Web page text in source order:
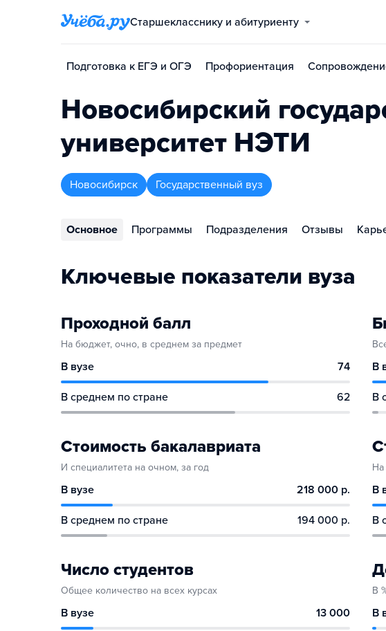
Старшекласснику и абитуриенту
Подготовка к ЕГЭ и ОГЭ Профориентация
Новосибирский
университет НЭТИ
Новосибирск Государственный вуз
Основное Программы Подразделения Отзывы
Ключевые показатели вуза
Проходной балл
На бюджет, очно, в среднем за предмет
В вузе 74
В среднем по стране 62
В
В
Стоимость бакалавриата
И специалитета на очном, за год
В вузе 218 000 р.
В среднем по стране 194 000 р.
На
В
В
Число студентов
Общее количество на всех курсах
В вузе 13 000
В
В